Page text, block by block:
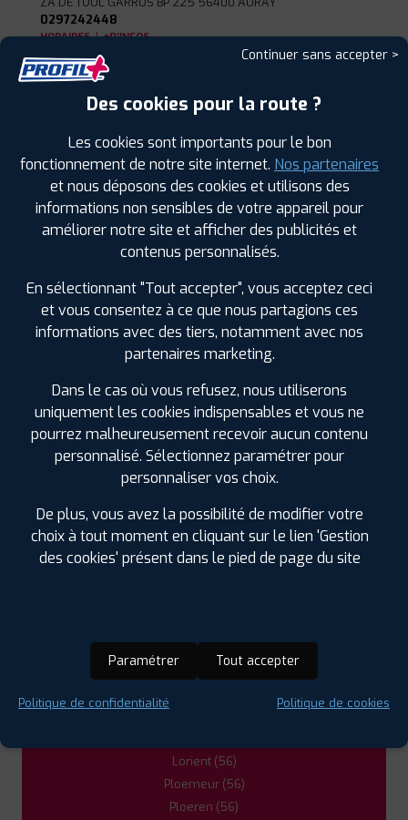
0297242448
HORAIRES | +D'INFOS
PROFIL PLUSSENE VANNES
3 RUE D'ALSACE ZAC DU POULFANC56860
SENE
0297689147
HORAIRES | +D'INFOS
PROFIL PLUS MOREAC
ZI DU BRONUT 56500 MOREAC
4
PROFIL PLUSHENNEBONT
HENNEBONT
0297361688
HORAIRES | +D'INFOS
PROFIL PLUSQUEVEN
ZAC DU MORILLON
56530 QUEVEN
HORAIRES | +D'INFOS
LES GARAGES PROFIL PLUS
DANS LES VILLES À PROXIMITÉ
Arradon (56)
Auray (56)
Baud (56)
Inzinzac-Lochrist (56)
Kervignac (56)
Lorient (56)
Ploemeur (56)
Ploeren (56)
Continuer sans accepter >
Des cookies pour la route ?
Les cookies sont importants pour le bon
fonctionnement de notre site internet. Nos partenaires
et nous déposons des cookies et utilisons des
informations non sensibles de votre appareil pour
améliorer notre site et afficher des publicités et
contenus personnalisés.
En sélectionnant "Tout accepter", vous acceptez ceci
et vous consentez à ce que nous partagions ces
informations avec des tiers, notamment avec nos
partenaires marketing.
Dans le cas où vous refusez, nous utiliserons
uniquement les cookies indispensables et vous ne
pourrez malheureusement recevoir aucun contenu
personnalisé. Sélectionnez paramétrer pour
personnaliser vos choix.
De plus, vous avez la possibilité de modifier votre
choix à tout moment en cliquant sur le lien 'Gestion
des cookies' présent dans le pied de page du site
Paramétrer Tout accepter
Politique de confidentialité Politique de cookies